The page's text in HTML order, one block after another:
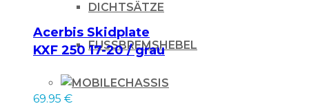
DICHTSÄTZE
FUSSBREMSHEBEL
CHASSIS
Acerbis Skidplate
KXF 250 17-20 / grau
69.95 €